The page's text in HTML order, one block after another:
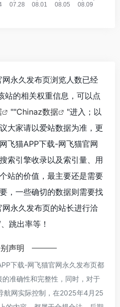
永久发布页浏览人数已经
站的相关权重信息，可以点
""Chinaz数据
"进入；以
大家请以爱站数据为准，更
飞猫APP下载-网飞猫官网
索引擎收录以及索引量、用
站的价值，最主要还是需要
，一些确切的数据则需要找
永久发布页的站长进行洽
跳出率等！
声明
下载-网飞猫官网永久发布页都
准确性和完整性，同时，对于
航网实际控制，在2025年4月25